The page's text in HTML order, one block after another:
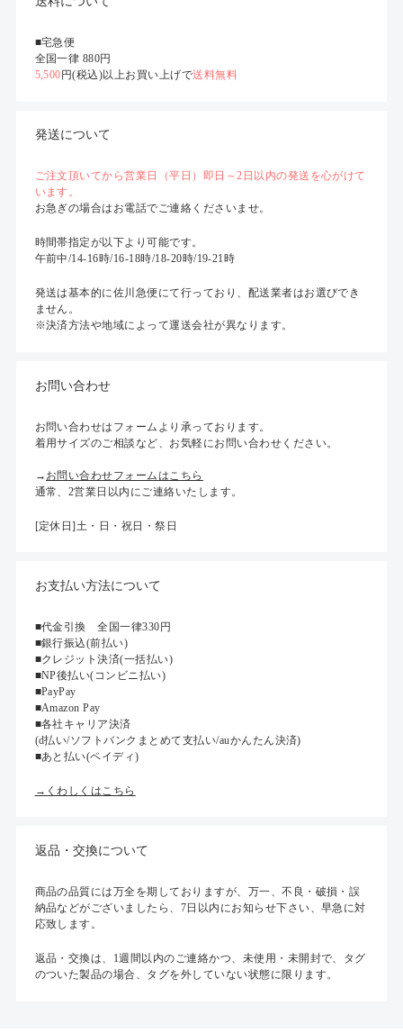
■宅急便
全国一律 880円
5,500 円(税込)以上お買い上げで送料無料
発送について
ご注文頂いてから営業日（平日）即日～2日以内の発送を心がけて
います。
お急ぎの場合はお電話でご連絡くださいませ。
時間帯指定が以下より可能です。
午前中/14-16時/16-18時/18-20時/19-21時
発送は基本的に佐川急便にて行っており、配送業者はお選びでき
ません。
※決済方法や地域によって運送会社が異なります。
お問い合わせ
お問い合わせはフォームより承っております。
着用サイズのご相談など、お気軽にお問い合わせください。
→ お問い合わせフォームはこちら
通常、2営業日以内にご連絡いたします。
[定休日]土・日・祝日・祭日
お支払い方法について
■代金引換 全国一律330円
■銀行振込(前払い)
■クレジット決済(一括払い)
■NP後払い(コンビニ払い)
■PayPay
■Amazon Pay
■各社キャリア決済
(d払い/ソフトバンクまとめて支払い/auかんたん決済)
■あと払い(ペイディ)
→くわしくはこちら
返品・交換について
商品の品質には万全を期しておりますが、万一、不良・破損・誤
納品などがございましたら、7日以内にお知らせ下さい、早急に対
応致します。
返品・交換は、1週間以内のご連絡かつ、未使用・未開封で、タグ
のついた製品の場合、タグを外していない状態に限ります。